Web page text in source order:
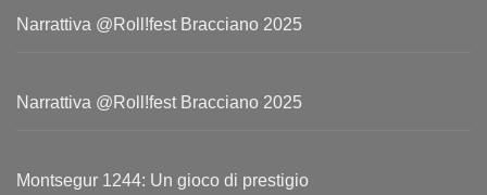
Narrattiva @Roll!fest Bracciano 2025
Narrattiva @Roll!fest Bracciano 2025
Montsegur 1244: Un gioco di prestigio